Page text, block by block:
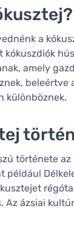
a
kókuszdiók
amely
különböznek.
története
például
Az ázsiai